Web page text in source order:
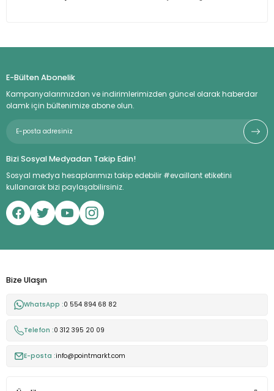
E-Bülten Abonelik
Kampanyalarımızdan ve indirimlerimizden güncel olarak haberdar
olamk için bültenimize abone olun.
Bizi Sosyal Medyadan Takip Edin!
Sosyal medya hesaplarımızı takip edebilir #evaillant etiketini
kullanarak bizi paylaşabilirsiniz.
Bize Ulaşın
WhatsApp :0 554 894 68 82
Telefon :0 312 395 20 09
E-posta :info@pointmarkt.com